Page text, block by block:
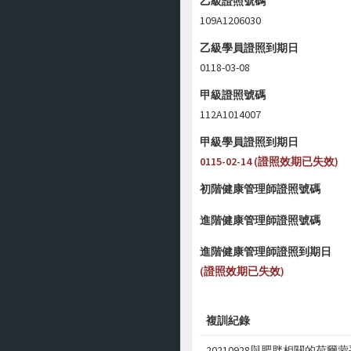
109A1206030
乙級學員證照到期日
0118-03-08
甲級證照號碼
112A1014007
甲級學員證照到期日
0115-02-14 (證照效期已失效)
初階健康管理師證照號碼
進階健康管理師證照號碼
進階健康管理師證照到期日
(證照效期已失效)
複訓紀錄